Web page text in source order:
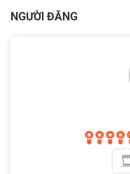
NGƯỜI ĐĂNG